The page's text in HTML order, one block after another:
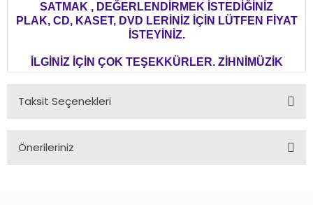
SATMAK , DEĞERLENDİRMEK İSTEDİĞİNİZ
PLAK, CD, KASET, DVD LERİNİZ İÇİN LÜTFEN FİYAT
İSTEYİNİZ.
İLGİNİZ İÇİN ÇOK TEŞEKKÜRLER. ZİHNİMÜZİK
Taksit Seçenekleri
Önerileriniz